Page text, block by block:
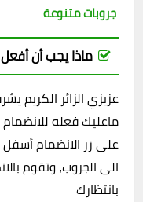
جروبات متنوعة
ماذا يجب أن
عزيزي الزائر الكريم
ماعليك فعله
على زر الانضمام
الى الجروب، وتقوم
بانتظارك